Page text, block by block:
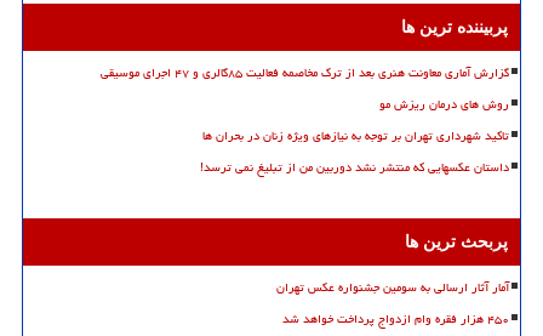
پربیننده ترین ها
گزارش آماری معاونت هنری بعد از ترک مخاصمه فعالیت ۸۵گالری و ۴۷ اجرای موسیقی
روش های درمان ریزش مو
تاکید شهرداری تهران بر توجه به نیازهای ویژه زنان در بحران ها
داستان عکسهایی که منتشر نشد دوربین من از تبلیغ نمی ترسد!
پربحث ترین ها
آمار آثار ارسالی به سومین جشنواره عکس تهران
۴۵۰ هزار فقره وام ازدواج پرداخت خواهد شد